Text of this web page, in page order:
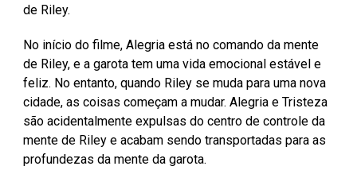
de Riley.
No início do filme, Alegria está no comando da mente
de Riley, e a garota tem uma vida emocional estável e
feliz. No entanto, quando Riley se muda para uma nova
cidade, as coisas começam a mudar. Alegria e Tristeza
são acidentalmente expulsas do centro de controle da
mente de Riley e acabam sendo transportadas para as
profundezas da mente da garota.